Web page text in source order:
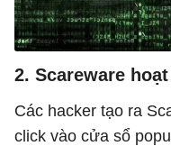
2. Scareware
Các hacker tạo ra
click vào cửa sổ